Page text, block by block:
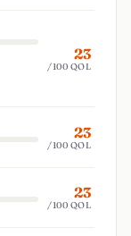
23
/100 QOL
23
/100 QOL
23
/100 QOL